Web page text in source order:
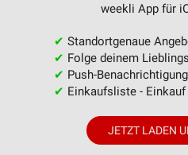
weekli App für
✔ Standortgenaue
✔ Folge deinem
✔ Push-
✔ Einkaufsliste -
JETZT LADEN